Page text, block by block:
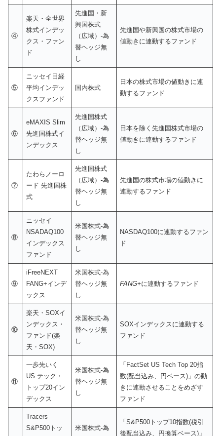
④
楽天・全世界
株式インデッ
クス・ファン
ド
先進国・新
興国株式
（広域）-為
替ヘッジ無
し
先進国や新興国の株式市場の
値動きに連動するファンド
⑤
ニッセイ日経
平均インデッ
クスファンド
国内株式
日本の株式市場の値動きに連
動するファンド
⑥
eMAXIS Slim
先進国株式イ
ンデックス
先進国株式
（広域）-為
替ヘッジ無
し
日本を除く先進国株式市場の
値動きに連動するファンド
⑦
たわらノーロ
ード 先進国株
式
先進国株式
（広域）-為
替ヘッジ無
し
先進国の株式市場の値動きに
連動するファンド
⑧
ニッセイ
NSADAQ100
インデックス
ファンド
米国株式-為
替ヘッジ無
し
NASDAQ100に連動するファン
ド
⑨
iFreeNEXT
FANG+インデ
ックス
米国株式-為
替ヘッジ無
し
FANG+に連動するファンド
⑩
楽天・SOXイ
ンデックス・
ファンド(楽
天・SOX)
米国株式-為
替ヘッジ無
し
SOXインデックスに連動する
ファンド
⑪
一歩先いく
US テック・
トップ20イン
デックス
米国株式-為
替ヘッジ無
し
「FactSet US Tech Top 20指
数(配当込み、円ベース)」の動
きに連動させることをめざす
ファンド
Tracers
S&P500トッ
米国株式-為
「S&P500トップ10指数(税引
後配当込み、円換算ベース)」